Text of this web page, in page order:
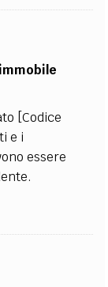
[Codice
e i
essere